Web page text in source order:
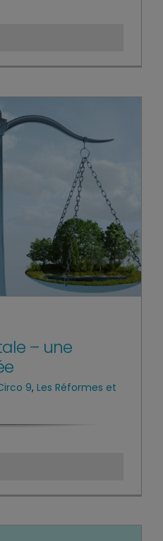
– une
9, Les Réformes et